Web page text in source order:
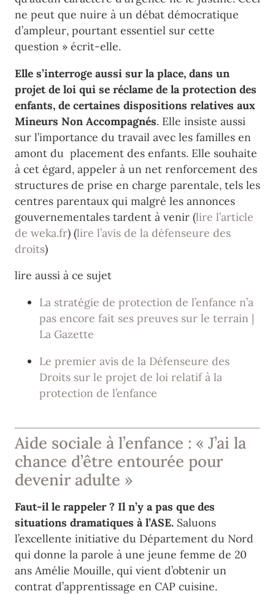
ne peut que nuire à un débat démocratique
d’ampleur, pourtant essentiel sur cette
question » écrit-elle.
Elle s’interroge aussi sur la place, dans un
projet de loi qui se réclame de la protection des
enfants, de certaines dispositions relatives aux
Mineurs Non Accompagnés. Elle insiste aussi
sur l’importance du travail avec les familles en
amont du placement des enfants. Elle souhaite
à cet égard, appeler à un net renforcement des
structures de prise en charge parentale, tels les
centres parentaux qui malgré les annonces
gouvernementales tardent à venir (lire l’article
de weka.fr) (lire l’avis de la défenseure des
droits)
lire aussi à ce sujet
La stratégie de protection de l’enfance n’a
pas encore fait ses preuves sur le terrain |
La Gazette
Le premier avis de la Défenseure des
Droits sur le projet de loi relatif à la
protection de l’enfance
Aide sociale à l’enfance : « J’ai la
chance d’être entourée pour
devenir adulte »
Faut-il le rappeler ? Il n’y a pas que des
situations dramatiques à l’ASE. Saluons
l’excellente initiative du Département du Nord
qui donne la parole à une jeune femme de 20
ans Amélie Mouille, qui vient d’obtenir un
contrat d’apprentissage en CAP cuisine.